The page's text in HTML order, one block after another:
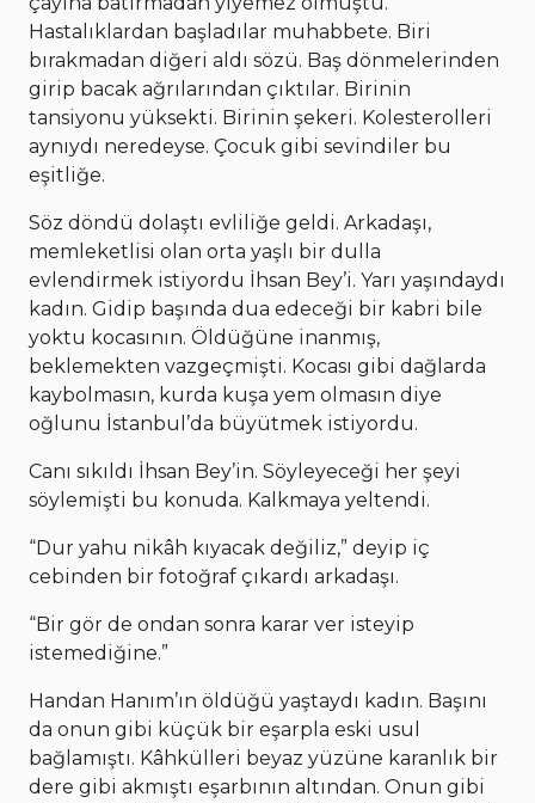
Hastalıklardan başladılar muhabbete. Biri
bırakmadan diğeri aldı sözü. Baş dönmelerinden
girip bacak ağrılarından çıktılar. Birinin
tansiyonu yüksekti. Birinin şekeri. Kolesterolleri
aynıydı neredeyse. Çocuk gibi sevindiler bu
eşitliğe.
Söz döndü dolaştı evliliğe geldi. Arkadaşı,
memleketlisi olan orta yaşlı bir dulla
evlendirmek istiyordu İhsan Bey’i. Yarı yaşındaydı
kadın. Gidip başında dua edeceği bir kabri bile
yoktu kocasının. Öldüğüne inanmış,
beklemekten vazgeçmişti. Kocası gibi dağlarda
kaybolmasın, kurda kuşa yem olmasın diye
oğlunu İstanbul’da büyütmek istiyordu.
Canı sıkıldı İhsan Bey’in. Söyleyeceği her şeyi
söylemişti bu konuda. Kalkmaya yeltendi.
“Dur yahu nikâh kıyacak değiliz,” deyip iç
cebinden bir fotoğraf çıkardı arkadaşı.
“Bir gör de ondan sonra karar ver isteyip
istemediğine.”
Handan Hanım’ın öldüğü yaştaydı kadın. Başını
da onun gibi küçük bir eşarpla eski usul
bağlamıştı. Kâhkülleri beyaz yüzüne karanlık bir
dere gibi akmıştı eşarbının altından. Onun gibi